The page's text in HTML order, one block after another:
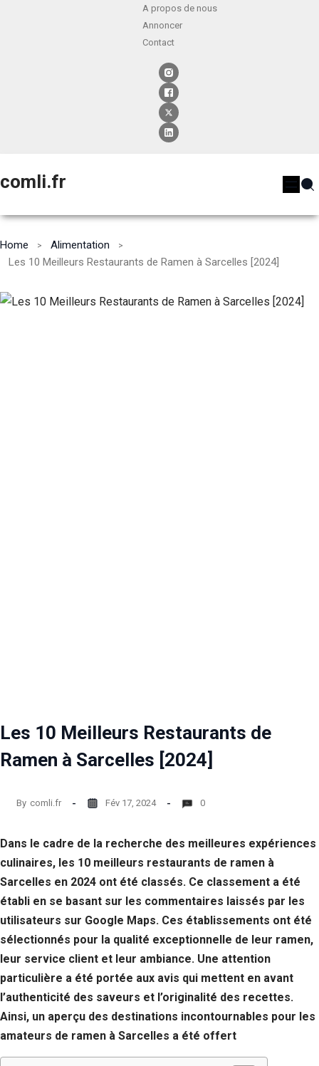
A propos de nous
Annoncer
Contact
comli.fr
Home
Alimentation
Les 10 Meilleurs Restaurants de Ramen à Sarcelles [2024]
Les 10 Meilleurs Restaurants de
Ramen à Sarcelles [2024]
By comli.fr Fév 17, 2024 0
Dans le cadre de la recherche des meilleures expériences
culinaires, les 10 meilleurs restaurants de ramen à
Sarcelles en 2024 ont été classés. Ce classement a été
établi en se basant sur les commentaires laissés par les
utilisateurs sur Google Maps. Ces établissements ont été
sélectionnés pour la qualité exceptionnelle de leur ramen,
leur service client et leur ambiance. Une attention
particulière a été portée aux avis qui mettent en avant
l’authenticité des saveurs et l’originalité des recettes.
Ainsi, un aperçu des destinations incontournables pour les
amateurs de ramen à Sarcelles a été offert
fonctionnalité
et la structure
du site Web,
en fonction
dont le site
Web est
Experience
Afin que notre
site Web
aussi bien que
possible lors
de votre visite.
Si vous
refusez ces
cookies,
fonctionnalités
disparaîtront